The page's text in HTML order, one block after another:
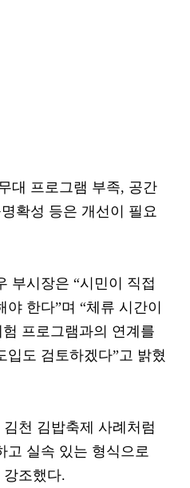
대 프로그램 부족, 공간
확성 등은 개선이 필요
부시장은 “시민이 직접
한다”며 “체류 시간이
험 프로그램과의 연계를
입도 검토하겠다”고 밝혔
천 김밥축제 사례처럼
고 실속 있는 형식으로
강조했다.